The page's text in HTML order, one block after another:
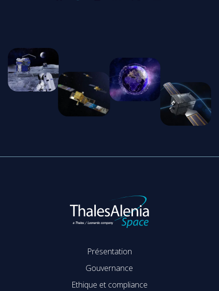
Présentation
Gouvernance
Ethique et compliance